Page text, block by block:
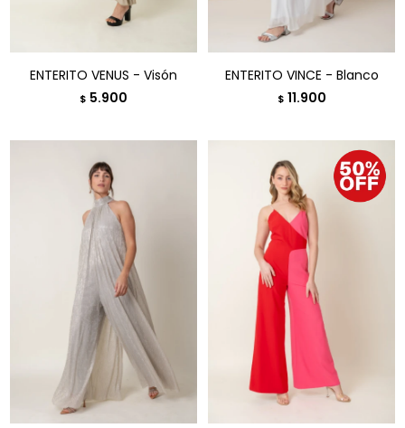
ENTERITO VENUS - Visón
$ 5.900
ENTERITO VINCE - Blanco
$ 11.900